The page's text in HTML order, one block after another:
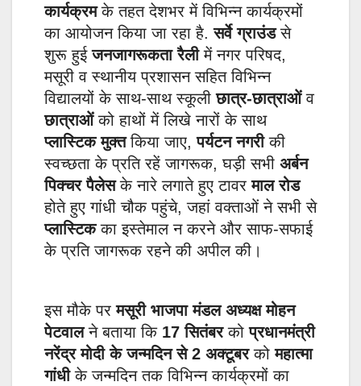
कार्यक्रमके तहत देशभर में विभिन्न कार्यक्रमों
का आयोजन किया जा रहा है.सर्वे ग्राउंडसे
शुरू हुईजनजागरूकता रैलीमें नगर परिषद,
मसूरी व स्थानीय प्रशासन सहित विभिन्न
विद्यालयों के साथ-साथ स्कूलीछात्र-छात्राओंव
छात्राओंको हाथों में लिखे नारों के साथ
प्लास्टिक मुक्तकिया जाए,पर्यटन नगरीकी
स्वच्छता के प्रति रहें जागरूक, घड़ी सभी अर्बन
पिक्चर पैलेसके नारे लगाते हुए टावरमाल रोड
होते हुए गांधी चौक पहुंचे, जहां वक्ताओं ने सभी से
प्लास्टिकका इस्तेमाल न करने और साफ-सफाई
के प्रति जागरूक रहने की अपील की।
इस मौके परमसूरी भाजपा मंडल अध्यक्ष मोहन
पेटवालने बताया कि 17 सितंबरकोप्रधानमंत्री
नरेंद्र मोदी के जन्मदिन से 2 अक्टूबरकोमहात्मा
गांधीके जन्मदिन तक विभिन्न कार्यक्रमों का